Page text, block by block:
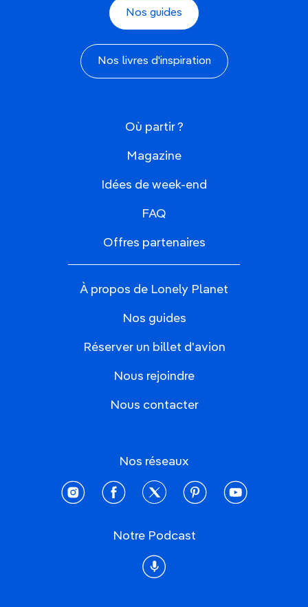
Nos guides
Nos livres d'inspiration
Où partir ?
Magazine
Idées de week-end
FAQ
Offres partenaires
À propos de Lonely Planet
Nos guides
Réserver un billet d'avion
Nous rejoindre
Nous contacter
Nos réseaux
instagramfacebooktwitter pinterestyoutube
Notre Podcast
Podcast